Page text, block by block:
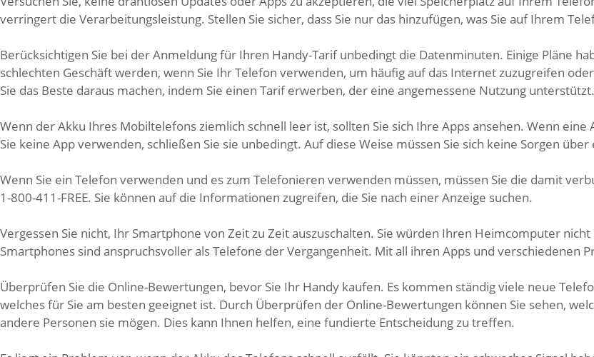
verringert die Verarbeitungsleistung. Stellen Sie sicher, dass Sie nur das hinzufügen, was Sie auf Ihrem
Berücksichtigen Sie bei der Anmeldung für Ihren Handy-Tarif unbedingt die Datenminuten. Einige Pläne
schlechten Geschäft werden, wenn Sie Ihr Telefon verwenden, um häufig auf das Internet zuzugreifen
Sie das Beste daraus machen, indem Sie einen Tarif erwerben, der eine angemessene Nutzung unterstützt.
Wenn der Akku Ihres Mobiltelefons ziemlich schnell leer ist, sollten Sie sich Ihre Apps ansehen. Wenn
Sie keine App verwenden, schließen Sie sie unbedingt. Auf diese Weise müssen Sie sich keine Sorgen
Wenn Sie ein Telefon verwenden und es zum Telefonieren verwenden müssen, müssen Sie die damit
1-800-411-FREE. Sie können auf die Informationen zugreifen, die Sie nach einer Anzeige suchen.
Vergessen Sie nicht, Ihr Smartphone von Zeit zu Zeit auszuschalten. Sie würden Ihren Heimcomputer
Smartphones sind anspruchsvoller als Telefone der Vergangenheit. Mit all ihren Apps und verschiedenen
Überprüfen Sie die Online-Bewertungen, bevor Sie Ihr Handy kaufen. Es kommen ständig viele neue
welches für Sie am besten geeignet ist. Durch Überprüfen der Online-Bewertungen können Sie sehen,
andere Personen sie mögen. Dies kann Ihnen helfen, eine fundierte Entscheidung zu treffen.